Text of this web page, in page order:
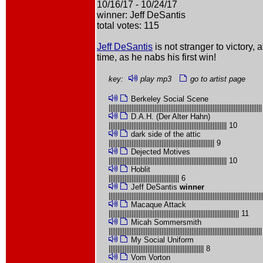
10/16/17 - 10/24/17
winner: Jeff DeSantis
total votes: 115
Jeff DeSantis is not stranger to victory,
time, as he nabs his first win!
key: play mp3 go to artist page
Berkeley Social Scene
D.A.H. (Der Alter Hahn)
||||||||||||||||||||||||||||||||||||||||||||||||||||||||||||||||||| 10
dark side of the attic
|||||||||||||||||||||||||||||||||||||||||||||||||||||||||||| 9
Dejected Motives
||||||||||||||||||||||||||||||||||||||||||||||||||||||||||||||||||| 10
Hoblit
|||||||||||||||||||||||||||||||||||||||| 6
Jeff DeSantis winner
Macaque Attack
|||||||||||||||||||||||||||||||||||||||||||||||||||||||||||||||||||||||||| 11
Micah Sommersmith
My Social Uniform
|||||||||||||||||||||||||||||||||||||||||||||||||||||| 8
Vom Vorton